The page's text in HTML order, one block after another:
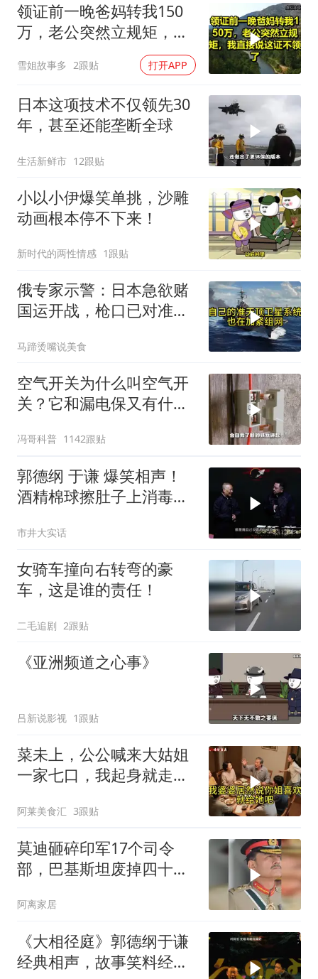
领证前一晚爸妈转我150
万，老公突然立规矩，我
直接说这证不领了！
雪姐故事多 2跟贴 打开APP
日本这项技术不仅领先30
年，甚至还能垄断全球
生活新鲜市 12跟贴
小以小伊爆笑单挑，沙雕
动画根本停不下来！
新时代的两性情感 1跟贴
俄专家示警：日本急欲赌
国运开战，枪口已对准中
马蹄烫嘴说美食
空气开关为什么叫空气开
关？它和漏电保又有什么
冯哥科普 1142跟贴
郭德纲 于谦 爆笑相声！
酒精棉球擦肚子上消毒，
擦反了？
市井大实话
女骑车撞向右转弯的豪
车，这是谁的责任！
二毛追剧 2跟贴
《亚洲频道之心事》
吕新说影视 1跟贴
菜未上，公公喊来大姑姐
一家七口，我起身就走，
阿莱美食汇 3跟贴
莫迪砸碎印军17个司令
部，巴基斯坦废掉四十年
变天
阿离家居
《大相径庭》郭德纲于谦
经典相声，故事笑料经典